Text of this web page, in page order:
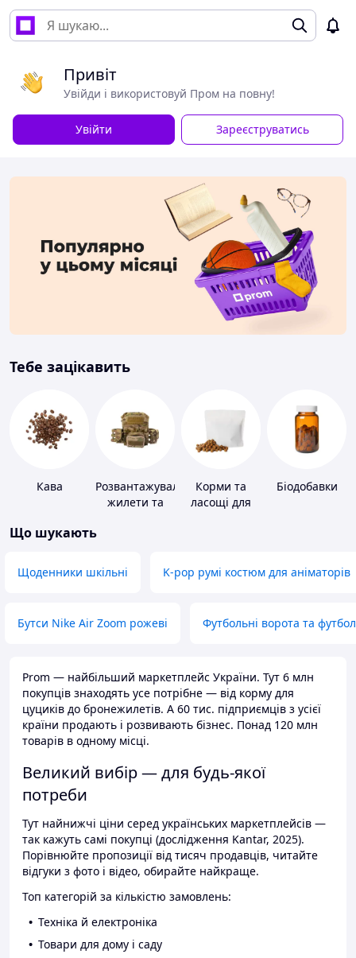
Привіт
Увійди і використовуй Пром на повну!
Увійти Зареєструватись
Тебе зацікавить
Кава
Розвантажувальні
жилети та
Корми та
ласощі для
Біодобавки
Що шукають
Щоденники шкільні K-pop румі костюм для аніматорів
Бутси Nike Air Zoom рожеві Футбольні ворота та
Prom — найбільший маркетплейс України. Тут 6 млн
покупців знаходять усе потрібне — від корму для
цуциків до бронежилетів. А 60 тис. підприємців з усієї
країни продають і розвивають бізнес. Понад 120 млн
товарів в одному місці.
Великий вибір — для будь-якої
потреби
Тут найнижчі ціни серед українських маркетплейсів —
так кажуть самі покупці (дослідження Kantar, 2025).
Порівнюйте пропозиції від тисяч продавців, читайте
відгуки з фото і відео, обирайте найкраще.
Топ категорій за кількістю замовлень:
Техніка й електроніка
Товари для дому і саду